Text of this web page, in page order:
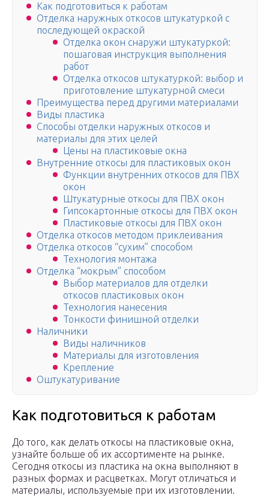
Как подготовиться к работам
Отделка наружных откосов штукатуркой с
последующей окраской
Отделка окон снаружи штукатуркой:
пошаговая инструкция выполнения
работ
Отделка откосов штукатуркой: выбор и
приготовление штукатурной смеси
Преимущества перед другими материалами
Виды пластика
Способы отделки наружных откосов и
материалы для этих целей
Цены на пластиковые окна
Внутренние откосы для пластиковых окон
Функции внутренних откосов для ПВХ
окон
Штукатурные откосы для ПВХ окон
Гипсокартонные откосы для ПВХ окон
Пластиковые откосы для ПВХ окон
Отделка откосов методом приклеивания
Отделка откосов “сухим” способом
Технология монтажа
Отделка “мокрым” способом
Выбор материалов для отделки
откосов пластиковых окон
Технология нанесения
Тонкости финишной отделки
Наличники
Виды наличников
Материалы для изготовления
Крепление
Оштукатуривание
Как подготовиться к работам
До того, как делать откосы на пластиковые окна,
узнайте больше об их ассортименте на рынке.
Сегодня откосы из пластика на окна выполняют в
разных формах и расцветках. Могут отличаться и
материалы, используемые при их изготовлении.